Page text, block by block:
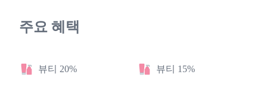
주요 혜택
뷰티 20% 뷰티 15%